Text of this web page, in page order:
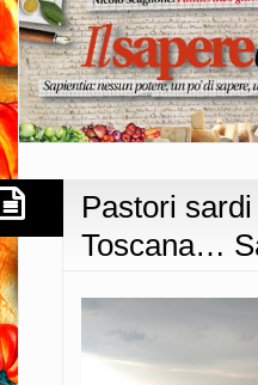
Pastori
Toscana…